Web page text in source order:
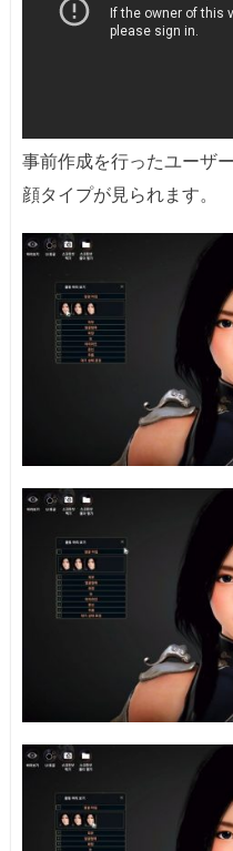
事前作成を行ったユーザ
顔タイプが見られます。